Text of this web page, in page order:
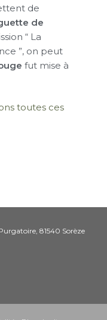
de
de
“ La
”, on peut
fut mise à
toutes ces
81540 Sorèze